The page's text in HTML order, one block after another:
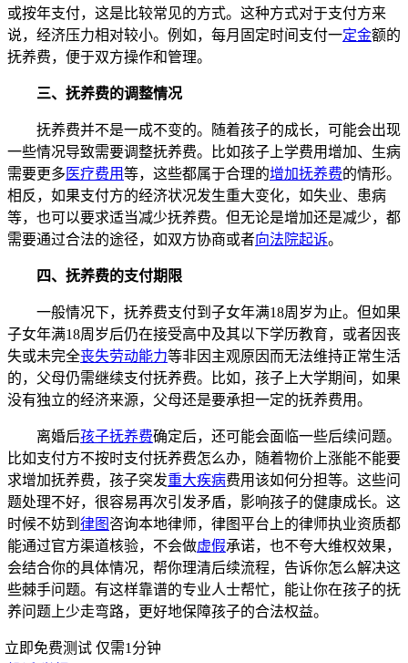
或按年支付，这是比较常见的方式。这种方式对于支付方来
说，经济压力相对较小。例如，每月固定时间支付一定金额的
抚养费，便于双方操作和管理。
三、抚养费的调整情况
抚养费并不是一成不变的。随着孩子的成长，可能会出现
一些情况导致需要调整抚养费。比如孩子上学费用增加、生病
需要更多 医疗费用等，这些都属于合理的增加抚养费的情形。
相反，如果支付方的经济状况发生重大变化，如失业、患病
等，也可以要求适当减少抚养费。但无论是增加还是减少，都
需要通过合法的途径，如双方协商或者向法院起诉。
四、抚养费的支付期限
一般情况下，抚养费支付到子女年满18周岁为止。但如果
子女年满18周岁后仍在接受高中及其以下学历教育，或者因丧
失或未完全丧失劳动能力等非因主观原因而无法维持正常生活
的，父母仍需继续支付抚养费。比如，孩子上大学期间，如果
没有独立的经济来源，父母还是要承担一定的抚养费用。
离婚后孩子抚养费确定后，还可能会面临一些后续问题。
比如支付方不按时支付抚养费怎么办，随着物价上涨能不能要
求增加抚养费，孩子突发重大疾病费用该如何分担等。这些问
题处理不好，很容易再次引发矛盾，影响孩子的健康成长。这
时候不妨到 律图 咨询本地律师，律图平台上的律师执业资质都
能通过官方渠道核验，不会做虚假承诺，也不夸大维权效果，
会结合你的具体情况，帮你理清后续流程，告诉你怎么解决这
些棘手问题。有这样靠谱的专业人士帮忙，能让你在孩子的抚
养问题上少走弯路，更好地保障孩子的合法权益。
立即免费测试 仅需1分钟